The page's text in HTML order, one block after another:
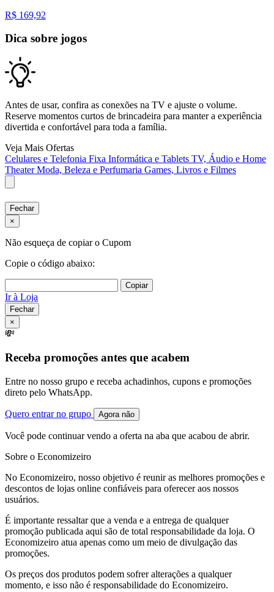
R$ 169,92
Dica sobre jogos
Antes de usar, confira as conexões na TV e ajuste o volume.
Reserve momentos curtos de brincadeira para manter a experiência
divertida e confortável para toda a família.
Veja Mais Ofertas
Celulares e Telefonia Fixa Informática e Tablets TV, Áudio e Home
TheaterModa, Beleza e Perfumaria Games, Livros e Filmes
Fechar
×
Não esqueça de copiar o Cupom
Copie o código abaixo:
Copiar
Ir à Loja
Fechar
×
💸
Receba promoções antes que acabem
Entre no nosso grupo e receba achadinhos, cupons e promoções
direto pelo WhatsApp.
Quero entrar no grupo Agora não
Você pode continuar vendo a oferta na aba que acabou de abrir.
Sobre o Economizeiro
No Economizeiro, nosso objetivo é reunir as melhores promoções e
descontos de lojas online confiáveis para oferecer aos nossos
usuários.
É importante ressaltar que a venda e a entrega de qualquer
promoção publicada aqui são de total responsabilidade da loja. O
Economizeiro atua apenas como um meio de divulgação das
promoções.
Os preços dos produtos podem sofrer alterações a qualquer
momento, e isso não é responsabilidade do Economizeiro.